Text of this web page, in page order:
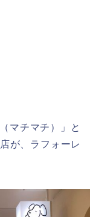
マチマチ）」と
が、ラフォーレ